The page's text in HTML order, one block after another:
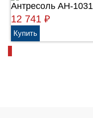
Антресоль АН-1031
12 741₽